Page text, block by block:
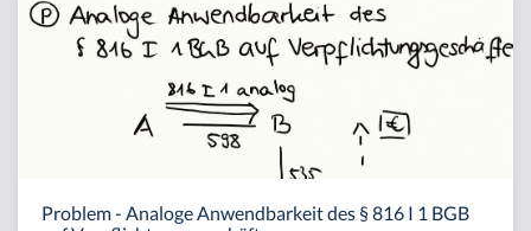
Problem - Analoge Anwendbarkeit des § 816 I 1 BGB